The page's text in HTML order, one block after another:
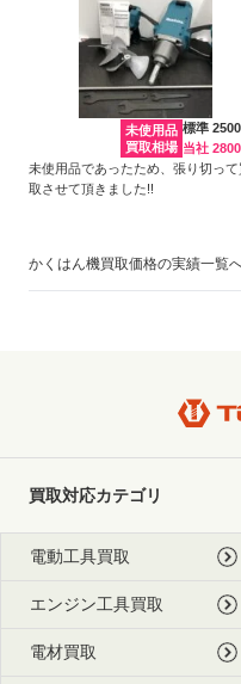
未使用品
買取相場
標準
当社
未使用品であったため、張り切って
取させて頂きました!!
かくはん機買取価格の実績一覧
買取対応カテゴリ
電動工具買取
エンジン工具買取
電材買取